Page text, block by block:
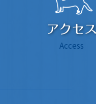
アクセス
Access